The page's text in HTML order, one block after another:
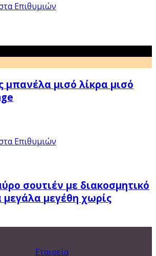
Επιθυμιών
μπανέλα μισό λίκρα μισό
Επιθυμιών
σουτιέν με διακοσμητικό
μεγάλα μεγέθη χωρίς
Εταιρεία